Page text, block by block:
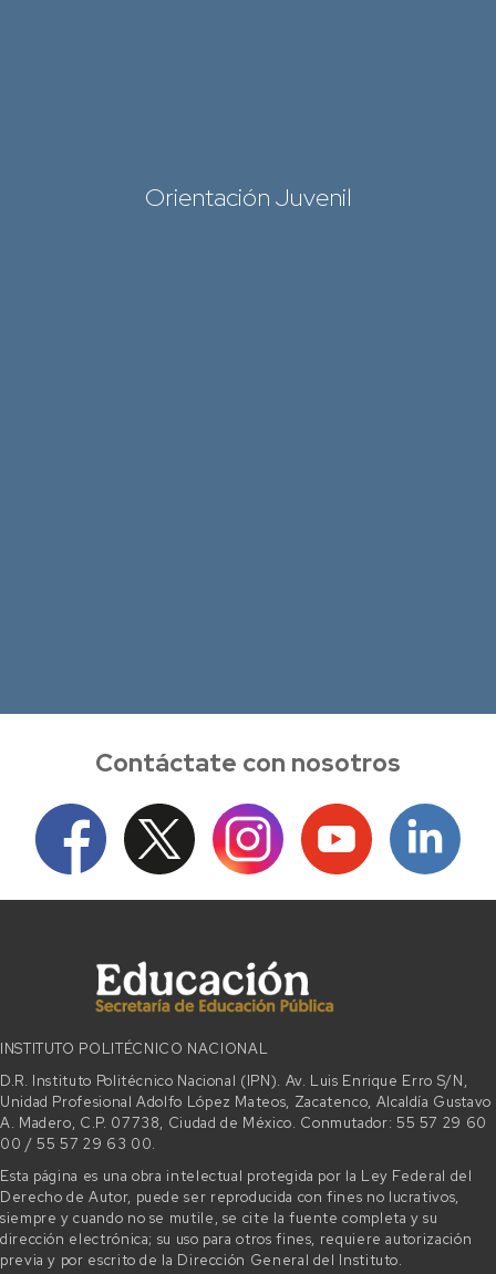
Orientación Juvenil
Contáctate con nosotros
INSTITUTO POLITÉCNICO NACIONAL
D.R. Instituto Politécnico Nacional (IPN). Av. Luis Enrique Erro S/N,
Unidad Profesional Adolfo López Mateos, Zacatenco, Alcaldía Gustavo
A. Madero, C.P. 07738, Ciudad de México. Conmutador: 55 57 29 60
00 / 55 57 29 63 00.
Esta página es una obra intelectual protegida por la Ley Federal del
Derecho de Autor, puede ser reproducida con fines no lucrativos,
siempre y cuando no se mutile, se cite la fuente completa y su
dirección electrónica; su uso para otros fines, requiere autorización
previa y por escrito de la Dirección General del Instituto.